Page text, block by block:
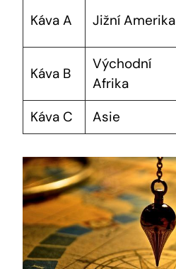
Káva A Jižní Amerika
Káva B
Východní
Afrika
Káva C
Asie